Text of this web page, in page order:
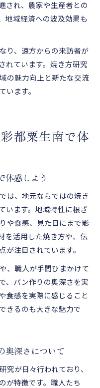
され、農家や生産者との
地域経済への波及効果も
り、遠方からの来訪者が
れています。焼き方研究
の魅力向上と新たな交流
います。
都粟生南で体
体感しよう
は、地元ならではの焼き
います。地域特性に根ざ
や食感、見た目にまで影
を活用した焼き方や、伝
が注目されています。
、職人が手間ひまかけて
、パン作りの奥深さを実
食感を実際に感じること
きるのも大きな魅力で
奥深さについて
究が日々行われており、
が特徴です。職人たち